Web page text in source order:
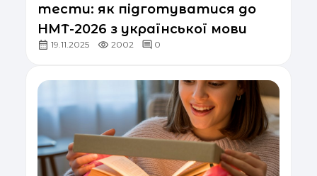
тести: як підготуватися до
НМТ-2026 з української мови
19.11.2025 2002 0